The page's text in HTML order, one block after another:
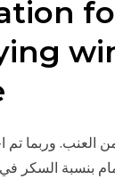
بنسبة